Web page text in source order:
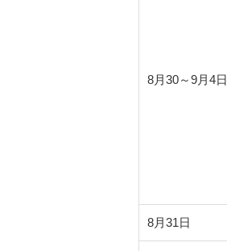
8月30～9月4日
8月31日